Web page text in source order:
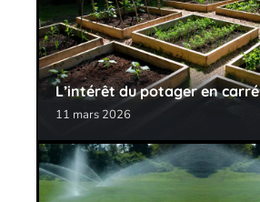
L’intérêt du potager en carré
11 mars 2026